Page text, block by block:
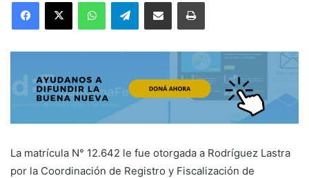
La matrícula N° 12.642 le fue otorgada a Rodríguez Lastra
por la Coordinación de Registro y Fiscalización de